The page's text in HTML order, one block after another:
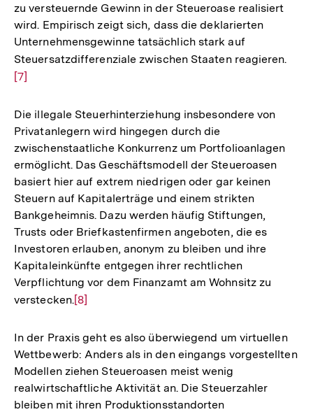
zu versteuernde Gewinn in der Steueroase realisiert
wird. Empirisch zeigt sich, dass die deklarierten
Unternehmensgewinne tatsächlich stark auf
Steuersatzdifferenziale zwischen Staaten reagieren.
[7]
Die illegale Steuerhinterziehung insbesondere von
Privatanlegern wird hingegen durch die
zwischenstaatliche Konkurrenz um Portfolioanlagen
ermöglicht. Das Geschäftsmodell der Steueroasen
basiert hier auf extrem niedrigen oder gar keinen
Steuern auf Kapitalerträge und einem strikten
Bankgeheimnis. Dazu werden häufig Stiftungen,
Trusts oder Briefkastenfirmen angeboten, die es
Investoren erlauben, anonym zu bleiben und ihre
Kapitaleinkünfte entgegen ihrer rechtlichen
Verpflichtung vor dem Finanzamt am Wohnsitz zu
verstecken.Zur
der
Fußnote
[8]
In der Praxis geht es also überwiegend um virtuellen
Wettbewerb: Anders als in den eingangs vorgestellten
Modellen ziehen Steueroasen meist wenig
realwirtschaftliche Aktivität an. Die Steuerzahler
bleiben mit ihren Produktionsstandorten